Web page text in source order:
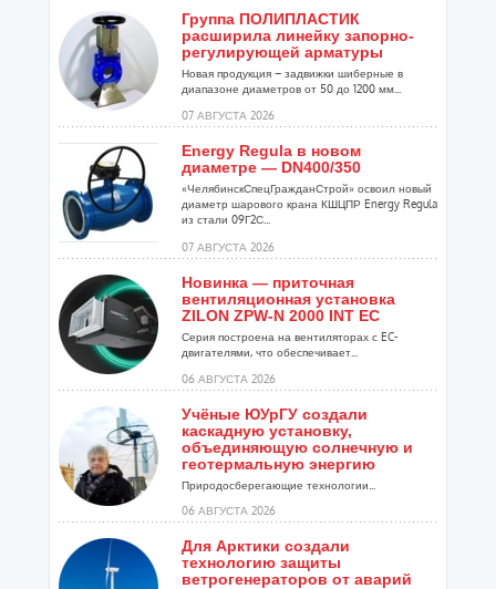
Группа ПОЛИПЛАСТИК
расширила линейку запорно-
регулирующей арматуры
Новая продукция – задвижки шиберные в
диапазоне диаметров от 50 до 1200 мм...
07 АВГУСТА 2026
Energy Regula в новом
диаметре — DN400/350
«ЧелябинскСпецГражданСтрой» освоил новый
диаметр шарового крана КШЦПР Energy Regula
из стали 09Г2С...
07 АВГУСТА 2026
Новинка — приточная
вентиляционная установка
ZILON ZPW-N 2000 INT EC
Серия построена на вентиляторах с EC-
двигателями, что обеспечивает...
06 АВГУСТА 2026
Учёные ЮУрГУ создали
каскадную установку,
объединяющую солнечную и
геотермальную энергию
Природосберегающие технологии...
06 АВГУСТА 2026
Для Арктики создали
технологию защиты
ветрогенераторов от аварий